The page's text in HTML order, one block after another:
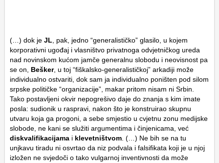
(…) dok je JL , pak, jedno “generalističko” glasilo, u kojem
korporativni ugođaj i vlasništvo privatnoga odvjetničkog ureda
nad novinskom kućom jamče generalnu slobodu i neovisnost pa
se on, Bešker, u toj “fiškalsko-generalističkoj” arkadiji može
individualno ostvariti, dok sam ja individualno poništen pod silom
srpske političke “organizacije”, makar pritom nisam ni Srbin.
Tako postavljeni okvir nepogrešivo daje do znanja s kim imate
posla: sudionik u raspravi, nakon što je konstruirao skupnu
utvaru koja ga progoni, a sebe smjestio u cvjetnu zonu medijske
slobode, ne kani se služiti argumentima i činjenicama, već
diskvalifikacijama i klevetništvom . (…) Ne bih se na tu
unjkavu tiradu ni osvrtao da niz podvala i falsifikata koji je u njoj
izložen ne svjedoči o tako vulgarnoj inventivnosti da može